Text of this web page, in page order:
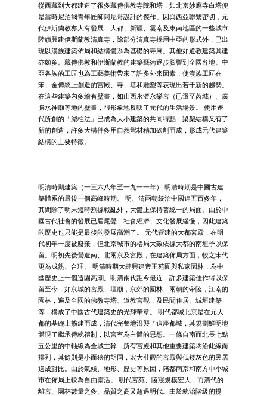
從西藏到大都建造了很多藏傳佛教寺院和塔，如北京妙應寺白塔便
是當時尼泊爾青年匠師阿尼哥設計的傑作。因與西亞聯繫密切，元
代伊斯蘭教亦大有發展，大都、新疆、雲南及東南地區的一些城市
陸續興建伊斯蘭教清真寺，除部分清真寺採用中亞的形式外，已出
現以漢族建築佈局和結構體系為基礎的寺廟。其他如道教建築興建
亦頗多。藏傳佛教和伊斯蘭教的建築藝術逐步影響到全國各地。中
亞各族的工匠也為工藝美術帶來了許多外來因素，使漢族工匠在
宋、金傳統上創造的宮殿、寺、塔和雕塑等表現出若干新的趨勢。
在這些建築內多繪有壁畫，如山西永濟永樂宮（已遷至芮城）、廣
勝水神廟等地的壁畫，很形象地反映了元代的生活場景。 使用遼
代所創的「減柱法」已成為大小建築的共同特點，梁架結構又有了
新的創造，許多大構件多用自然彎材稍加砍削而成，形成元代建築
結構的主要特徵。
明清時期建築（一三六八年至一九一一年） 明清時期是中國古建
築體系的最後一個高峰時期。 明、清兩朝統治中國達五百多年，
其間除了明末短時割據戰亂外，大體上保持著統一的局面。由於中
國古代社會的發展已屆尾聲，社會經濟、文化發展緩慢，因此建築
的歷史也只能是最後的發展高潮了。 元代營建的大都宮殿，在明
代初年一度被廢棄，但北京城市的格局大致依據大都的南垣予以保
留。明初先後營造南、北兩京及宮殿，在建築佈局方面，較之宋代
更為成熟、合理。 明清時期大肆興建帝王苑囿與私家園林，為中
國歷史上一個造園高潮。明清兩代距今最近，許多建築佳作得以保
留至今，如京城的宮殿、壇廟，京郊的園林，兩朝的帝陵，江南的
園林，遍及全國的佛教寺塔、道教宮觀，及民間住居、城垣建築
等，構成了中國古代建築史的光輝華章。 明代都城北京是在元大
都的基礎上擴建而成，清代完整地沿襲了這座都城，其規劃鮮明地
體現了繼承傳統禮制，以宮室為主體的思想。一條自南而北長七點
五公里的中軸線為全城主幹，所有宮殿和其他重要建築均沿此線而
排列，其餘則是小而狹的胡同，宏大壯觀的宮殿與低矮灰色的民居
適成對比。由於氣候、地形、歷史等原因，陪都南京和南方中小城
市在佈局上較為自由靈活。 明代宮苑、陵寢規模宏大，而清代的
離宮、園林數量之多、品質之高又超過明代。由於統治階級的提